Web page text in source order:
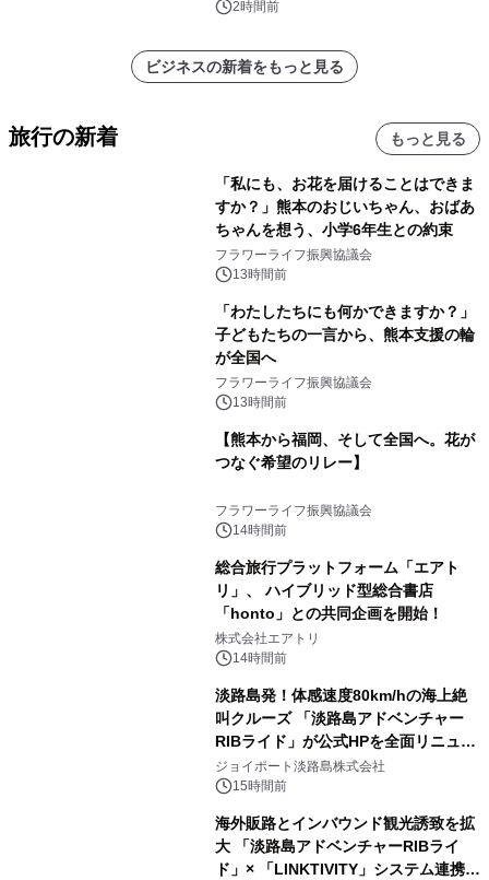
2時間前
ビジネスの新着をもっと見る
旅行の新着 もっと見る
「私にも、お花を届けることはできま
すか？」熊本のおじいちゃん、おばあ
ちゃんを想う、小学6年生との約束
フラワーライフ振興協議会
13時間前
「わたしたちにも何かできますか？」
子どもたちの一言から、熊本支援の輪
が全国へ
フラワーライフ振興協議会
13時間前
【熊本から福岡、そして全国へ。花が
つなぐ希望のリレー】
フラワーライフ振興協議会
14時間前
総合旅行プラットフォーム「エアト
リ」、 ハイブリッド型総合書店
「honto」との共同企画を開始！
株式会社エアトリ
14時間前
淡路島発！体感速度80km/hの海上絶
叫クルーズ 「淡路島アドベンチャー
RIBライド」が公式HPを全面リニュー
アル！ ～スマホで即予約完了の「スマ
ート設計」へ刷新～
ジョイポート淡路島株式会社
15時間前
海外販路とインバウンド観光誘致を拡
大 「淡路島アドベンチャーRIBライ
ド」× 「LINKTIVITY」システム連携を